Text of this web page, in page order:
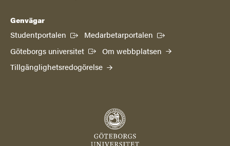
Genvägar
Studentportalen (Extern länk)
Medarbetarportalen (Extern länk)
Göteborgs universitet (Extern länk)
Om webbplatsen
Tillgänglighetsredogörelse